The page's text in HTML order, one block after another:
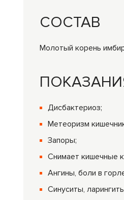
СОСТАВ
Молотый корень
Дисбактериоз;
Метеоризм
Запоры;
Снимает кишечные
Ангины, боли в
Синуситы,